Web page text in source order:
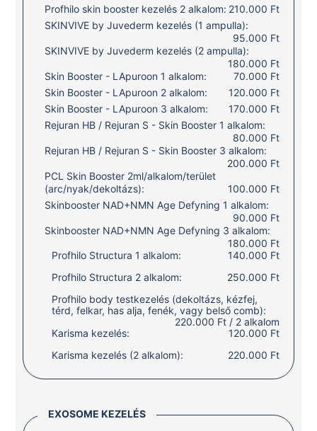
Profhilo skin booster kezelés 2 alkalom: 210.000 Ft
SKINVIVE by Juvederm kezelés (1 ampulla):
95.000 Ft
SKINVIVE by Juvederm kezelés (2 ampulla):
180.000 Ft
Skin Booster - LApuroon 1 alkalom:
70.000 Ft
Skin Booster - LApuroon 2 alkalom:
120.000 Ft
Skin Booster - LApuroon 3 alkalom:
170.000 Ft
Rejuran HB / Rejuran S - Skin Booster 1 alkalom:
80.000 Ft
Rejuran HB / Rejuran S - Skin Booster 3 alkalom:
200.000 Ft
PCL Skin Booster 2ml/alkalom/terület
(arc/nyak/dekoltázs):
100.000 Ft
Skinbooster NAD+NMN Age Defyning 1 alkalom:
90.000 Ft
Skinbooster NAD+NMN Age Defyning 3 alkalom:
180.000 Ft
Profhilo Structura 1 alkalom:
140.000 Ft
Profhilo Structura 2 alkalom:
250.000 Ft
Profhilo body testkezelés (dekoltázs, kézfej,
térd, felkar, has alja, fenék, vagy belső comb):
220.000 Ft / 2 alkalom
Karisma kezelés:
120.000 Ft
Karisma kezelés (2 alkalom):
220.000 Ft
EXOSOME KEZELÉS